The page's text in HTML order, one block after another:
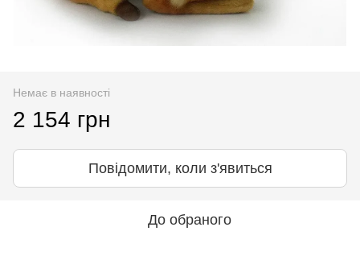
Немає в наявності
2 154 грн
Повідомити, коли з'явиться
До обраного